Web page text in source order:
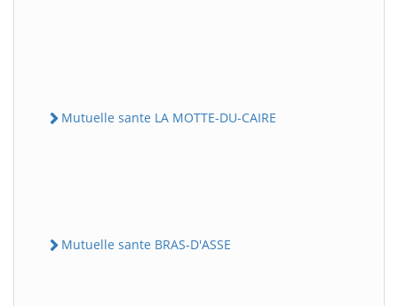
Mutuelle sante LA MOTTE-DU-CAIRE
Mutuelle sante BRAS-D'ASSE